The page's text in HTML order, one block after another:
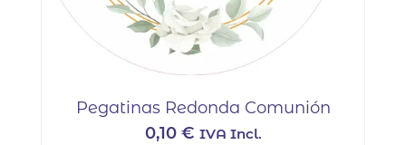
Pegatinas Redonda Comunión
0,10 € IVA Incl.